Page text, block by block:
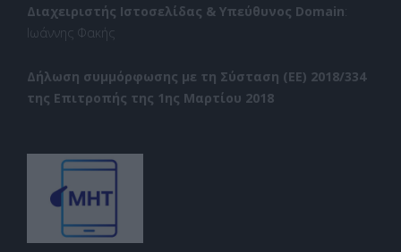
Διαχειριστής Ιστοσελίδας & Υπεύθυνος Domain:
Ιωάννης Φακής
Δήλωση συμμόρφωσης με τη Σύσταση (ΕΕ) 2018/334
της Επιτροπής της 1ης Μαρτίου 2018